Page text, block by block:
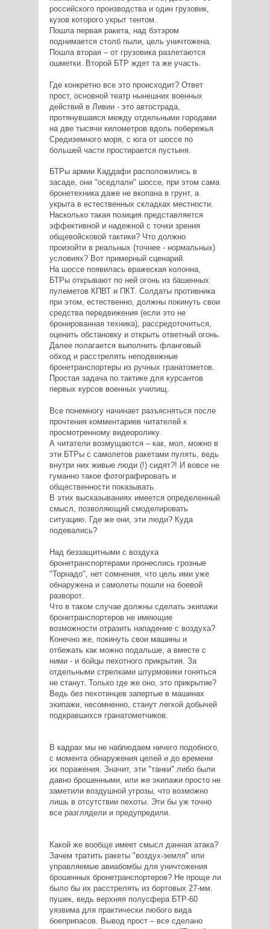
российского производства и один грузовик,
кузов которого укрыт тентом.
Пошла первая ракета, над бэтэром
поднимается столб пыли, цель уничтожена.
Пошла вторая – от грузовика разлетаются
ошметки. Второй БТР ждет та же участь.
Где конкретно все это происходит? Ответ
прост, основной театр нынешних военных
действий в Ливии - это автострада,
протянувшаяся между отдельными городами
на две тысячи километров вдоль побережья
Средиземного моря, с юга от шоссе по
большей части простирается пустыня.
БТРы армии Каддафи расположились в
засаде, они "оседлали" шоссе, при этом сама
бронетехника даже не вкопана в грунт, а
укрыта в естественных складках местности.
Насколько такая позиция представляется
эффективной и надежной с точки зрения
общевойсковой тактики? Что должно
произойти в реальных (точнее - нормальных)
условиях? Вот примерный сценарий.
На шоссе появилась вражеская колонна,
БТРы открывают по ней огонь из башенных
пулеметов КПВТ и ПКТ. Солдаты противника
при этом, естественно, должны покинуть свои
средства передвижения (если это не
бронированная техника), рассредоточиться,
оценить обстановку и открыть ответный огонь.
Далее полагается выполнить фланговый
обход и расстрелять неподвижные
бронетранспортеры из ручных гранатометов.
Простая задача по тактике для курсантов
первых курсов военных училищ.
Все понемногу начинает разъясняться после
прочтения комментариев читателей к
просмотренному видеоролику.
А читатели возмущаются – как, мол, можно в
эти БТРы с самолетов ракетами пулять, ведь
внутри них живые люди (!) сидят?! И вовсе не
гуманно такое фотографировать и
общественности показывать.
В этих высказываниях имеется определенный
смысл, позволяющий смоделировать
ситуацию. Где же они, эти люди? Куда
подевались?
Над беззащитными с воздуха
бронетранспортерами пронеслись грозные
"Торнадо", нет сомнения, что цель ими уже
обнаружена и самолеты пошли на боевой
разворот.
Что в таком случае должны сделать экипажи
бронетранспортеров не имеющие
возможности отразить нападение с воздуха?
Конечно же, покинуть свои машины и
отбежать как можно подальше, а вместе с
ними - и бойцы пехотного прикрытия. За
отдельными стрелками штурмовики гоняться
не станут. Только где же оно, это прикрытие?
Ведь без пехотинцев запертые в машинах
экипажи, несомненно, станут легкой добычей
подкравшихся гранатометчиков.
В кадрах мы не наблюдаем ничего подобного,
с момента обнаружения целей и до времени
их поражения. Значит, эти "танки" либо были
давно брошенными, или же экипажи просто не
заметили воздушной угрозы, что возможно
лишь в отсутствии пехоты. Эти бы уж точно
все разглядели и предупредили.
Какой же вообще имеет смысл данная атака?
Зачем тратить ракеты "воздух-земля" или
управляемые авиабомбы для уничтожения
брошенных бронетранспортеров? Не проще ли
было бы их расстрелять из бортовых 27-мм.
пушек, ведь верхняя полусфера БТР-60
уязвима для практически любого вида
боеприпасов. Вывод прост – все сделано